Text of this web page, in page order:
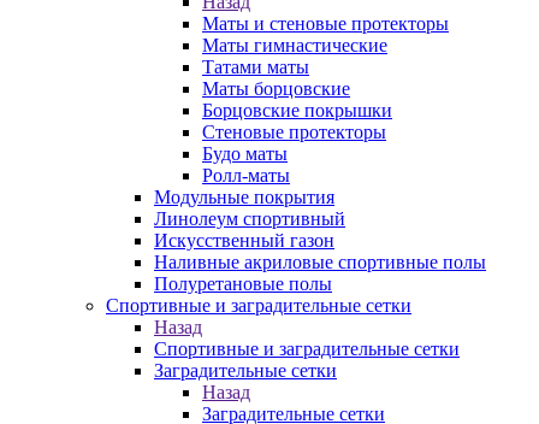
Маты и стеновые протекторы
Маты гимнастические
Татами маты
Маты борцовские
Борцовские покрышки
Стеновые протекторы
Будо маты
Ролл-маты
Модульные покрытия
Линолеум спортивный
Искусственный газон
Наливные акриловые спортивные полы
Полуретановые полы
Спортивные и заградительные сетки
Назад
Спортивные и заградительные сетки
Заградительные сетки
Назад
Заградительные сетки